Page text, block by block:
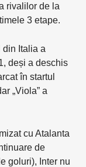
rivalilor de la
3 etape.
din Italia a
deși a deschis
în startul
„Viola” a
cu Atalanta
de
goluri), Inter nu